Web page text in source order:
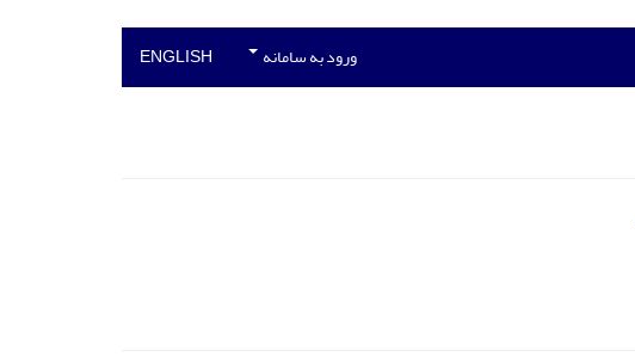
ورود به سامانه ENGLISH